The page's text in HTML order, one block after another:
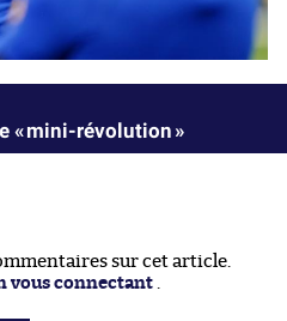
« mini-révolution »
sur cet article.
vous connectant